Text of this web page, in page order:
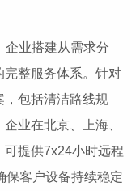
业搭建从需求分
整服务体系。针对
，包括清洁路线规
业在北京、上海、
可提供7x24小时远程
保客户设备持续稳定